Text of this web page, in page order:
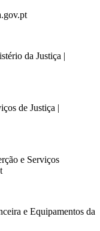
da Justiça |
de Justiça |
e Serviços
e Equipamentos da